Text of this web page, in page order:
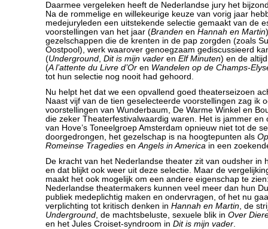
Daarmee vergeleken heeft de Nederlandse jury het
Na de rommelige en willekeurige keuze van vorig jaar
medejuryleden een uitstekende selectie gemaakt van de
voorstellingen van het jaar (Branden en Hannah en Martin
gezelschappen die de krenten in de pap zorgden (zoals
Oostpool), werk waarover genoegzaam gediscussieerd
(Underground, Dit is mijn vader en Elf Minuten) en de
(A l’attente du Livre d’Or en Wandelen op de Champs-
tot hun selectie nog nooit had gehoord.
Nu helpt het dat we een opvallend goed theaterseizoen
Naast vijf van de tien geselecteerde voorstellingen zag ik
voorstellingen van Wunderbaum, De Warme Winkel en
die zeker Theaterfestivalwaardig waren. Het is jammer en
van Hove’s Toneelgroep Amsterdam opnieuw niet tot de
doorgedrongen, het gezelschap is na hoogtepunten als
Romeinse Tragedies enAngels in America in een
De kracht van het Nederlandse theater zit van oudsher in
en dat blijkt ook weer uit deze selectie. Maar de
maakt het ook mogelijk om een andere eigenschap te
Nederlandse theatermakers kunnen veel meer dan hun
publiek medeplichtig maken en ondervragen, of het nu
verplichting tot kritisch denken in Hannah en Martin, de
Underground, de machtsbeluste, sexuele blik in Over
en het Jules Croiset-syndroom in Dit is mijn vader.